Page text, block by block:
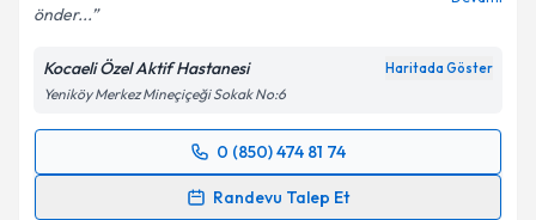
önder...
Kocaeli Özel Aktif Hastanesi Haritada Göster
Yeniköy Merkez Mineçiçeği Sokak No:6
0 (850) 474 81 74
Randevu Talep Et
Randevu Takvimi Talebi